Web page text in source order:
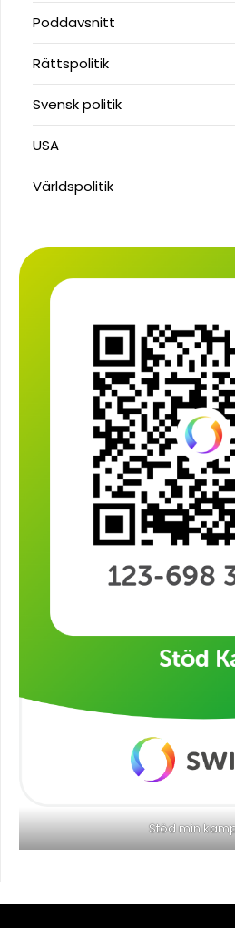
Poddavsnitt
Rättspolitik
Svensk politik
USA
Världspolitik
Stöd min